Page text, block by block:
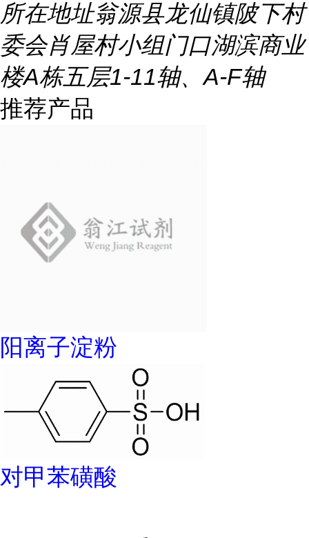
所在地址翁源县龙仙镇陂下村
委会肖屋村小组门口湖滨商业
楼A栋五层1-11轴、A-F轴
推荐产品
阳离子淀粉
对甲苯磺酸